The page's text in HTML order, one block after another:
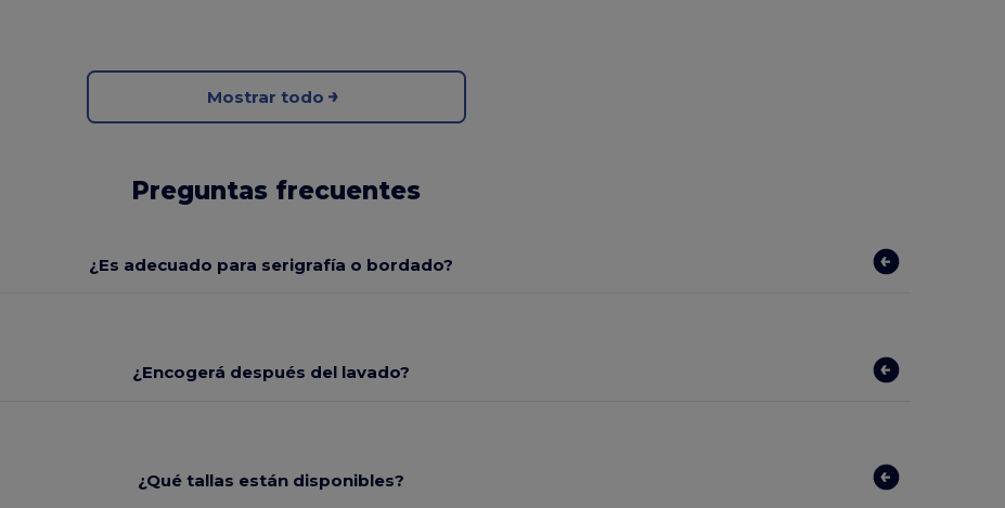
Mostrar todo
Preguntas frecuentes
¿Es adecuado para serigrafía o bordado?
¿Encogerá después del lavado?
¿Qué tallas están disponibles?